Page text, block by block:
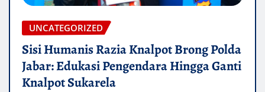
UNCATEGORIZED
Sisi Humanis Razia Knalpot Brong Polda
Jabar: Edukasi Pengendara Hingga Ganti
Knalpot Sukarela